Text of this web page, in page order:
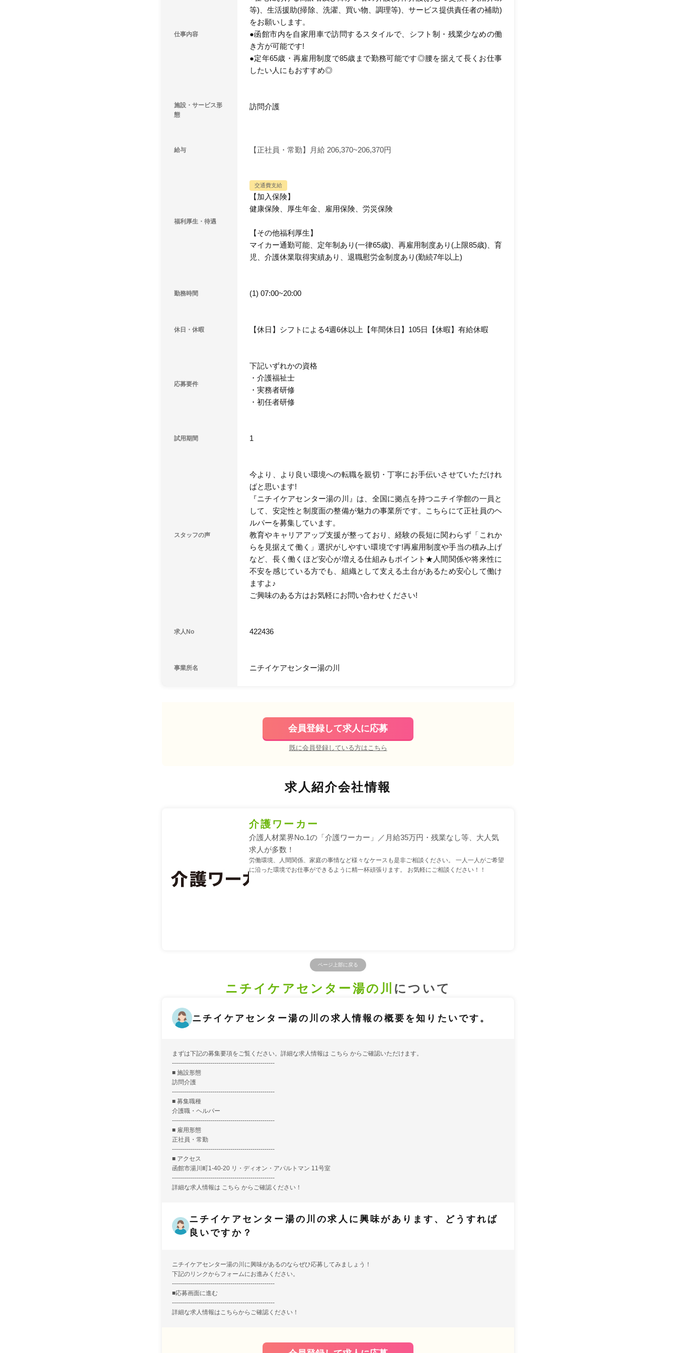
仕事内容
等)、生活援助(掃除、洗濯、買い物、調理等)、サービス提供責任者の補助)
をお願いします。
●函館市内を自家用車で訪問するスタイルで、シフト制・残業少なめの働
き方が可能です!
●定年65歳・再雇用制度で85歳まで勤務可能です◎腰を据えて長くお仕事
したい人にもおすすめ◎
施設・サービス形
態
訪問介護
給与 【正社員・常勤】月給 206,370~206,370円
福利厚生・待遇
交通費支給
【加入保険】
健康保険、厚生年金、雇用保険、労災保険
【その他福利厚生】
マイカー通勤可能、定年制あり(一律65歳)、再雇用制度あり(上限85歳)、育
児、介護休業取得実績あり、退職慰労金制度あり(勤続7年以上)
勤務時間 (1) 07:00~20:00
休日・休暇 【休日】シフトによる4週6休以上【年間休日】105日【休暇】有給休暇
応募要件
下記いずれかの資格
・介護福祉士
・実務者研修
・初任者研修
試用期間 1
スタッフの声
今より、より良い環境への転職を親切・丁寧にお手伝いさせていただけれ
ばと思います!
『ニチイケアセンター湯の川』は、全国に拠点を持つニチイ学館の一員と
して、安定性と制度面の整備が魅力の事業所です。こちらにて正社員のヘ
ルパーを募集しています。
教育やキャリアアップ支援が整っており、経験の長短に関わらず「これか
らを見据えて働く」選択がしやすい環境です!再雇用制度や手当の積み上げ
など、長く働くほど安心が増える仕組みもポイント★人間関係や将来性に
不安を感じている方でも、組織として支える土台があるため安心して働け
ますよ♪
ご興味のある方はお気軽にお問い合わせください!
求人No 422436
事業所名 ニチイケアセンター湯の川
会員登録して求人に応募
既に会員登録している方はこちら
求人紹介会社情報
介護ワーカー
介護人材業界No.1の「介護ワーカー」／月給35万円・残業なし等、大人気
求人が多数！
労働環境、人間関係、家庭の事情など様々なケースも是非ご相談ください。 一人一人がご希望
に沿った環境でお仕事ができるように精一杯頑張ります。 お気軽にご相談ください！！
ページ上部に戻る
ニチイケアセンター湯の川 について
ニチイケアセンター湯の川の求人情報の概要を知りたいです。
まずは下記の募集要項をご覧ください。詳細な求人情報は こちら からご確認いただけます。
---------------------------------------------------
■ 施設形態
訪問介護
---------------------------------------------------
■ 募集職種
介護職・ヘルパー
---------------------------------------------------
■ 雇用形態
正社員・常勤
---------------------------------------------------
■ アクセス
函館市湯川町1-40-20 リ・ディオン・アパルトマン 11号室
---------------------------------------------------
詳細な求人情報は こちら からご確認ください！
ニチイケアセンター湯の川の求人に興味があります、どうすれば
良いですか？
ニチイケアセンター湯の川に興味があるのならぜひ応募してみましょう！
下記のリンクからフォームにお進みください。
---------------------------------------------------
■応募画面に進む
---------------------------------------------------
詳細な求人情報はこちらからご確認ください！